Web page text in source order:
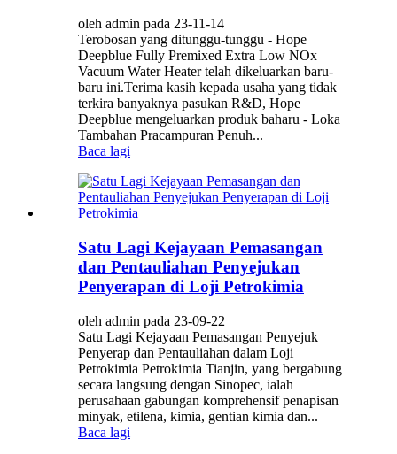
oleh admin pada 23-11-14
Terobosan yang ditunggu-tunggu - Hope
Deepblue Fully Premixed Extra Low NOx
Vacuum Water Heater telah dikeluarkan baru-
baru ini.Terima kasih kepada usaha yang tidak
terkira banyaknya pasukan R&D, Hope
Deepblue mengeluarkan produk baharu - Loka
Tambahan Pracampuran Penuh...
Baca lagi
Satu Lagi Kejayaan Pemasangan
dan Pentauliahan Penyejukan
Penyerapan di Loji Petrokimia
oleh admin pada 23-09-22
Satu Lagi Kejayaan Pemasangan Penyejuk
Penyerap dan Pentauliahan dalam Loji
Petrokimia Petrokimia Tianjin, yang bergabung
secara langsung dengan Sinopec, ialah
perusahaan gabungan komprehensif penapisan
minyak, etilena, kimia, gentian kimia dan...
Baca lagi